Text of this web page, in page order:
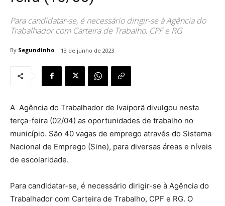
Para candidatar-se, é necessário dirigir-se à Agência do
Trabalhador com Carteira de Trabalho, CPF e RG
By Segundinho 13 de junho de 2023
A Agência do Trabalhador de Ivaiporã divulgou nesta
terça-feira (02/04) as oportunidades de trabalho no
município. São 40 vagas de emprego através do Sistema
Nacional de Emprego (Sine), para diversas áreas e níveis
de escolaridade.
Para candidatar-se, é necessário dirigir-se à Agência do
Trabalhador com Carteira de Trabalho, CPF e RG. O